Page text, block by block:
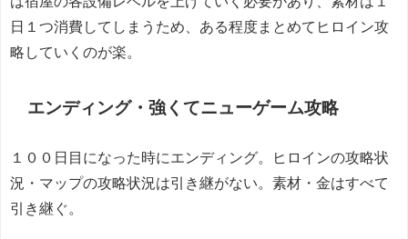
日１つ消費してしまうため、ある程度まとめてヒロイン攻
略していくのが楽。
エンディング・強くてニューゲーム攻略
１００日目になった時にエンディング。ヒロインの攻略状
況・マップの攻略状況は引き継がない。素材・金はすべて
引き継ぐ。